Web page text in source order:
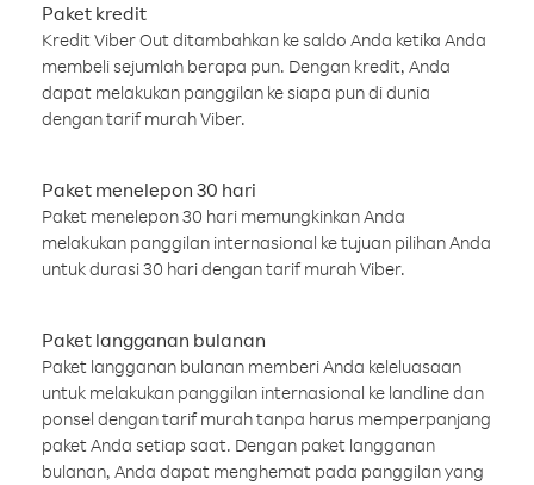
Paket kredit
Kredit Viber Out ditambahkan ke saldo Anda ketika Anda
membeli sejumlah berapa pun. Dengan kredit, Anda
dapat melakukan panggilan ke siapa pun di dunia
dengan tarif murah Viber.
Paket menelepon 30 hari
Paket menelepon 30 hari memungkinkan Anda
melakukan panggilan internasional ke tujuan pilihan Anda
untuk durasi 30 hari dengan tarif murah Viber.
Paket langganan bulanan
Paket langganan bulanan memberi Anda keleluasaan
untuk melakukan panggilan internasional ke landline dan
ponsel dengan tarif murah tanpa harus memperpanjang
paket Anda setiap saat. Dengan paket langganan
bulanan, Anda dapat menghemat pada panggilan yang